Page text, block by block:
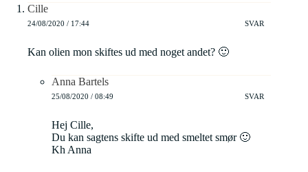
Cille
24/08/2020 / 17:44 SVAR
Kan olien mon skiftes ud med noget andet? 🙂
Anna Bartels
25/08/2020 / 08:49 SVAR
Hej Cille,
Du kan sagtens skifte ud med smeltet smør 🙂
Kh Anna